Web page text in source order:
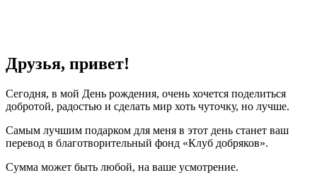
Друзья, привет!
Сегодня, в мой День рождения, очень хочется поделиться
добротой, радостью и сделать мир хоть чуточку, но лучше.
Самым лучшим подарком для меня в этот день станет ваш
перевод в благотворительный фонд «Клуб добряков».
Сумма может быть любой, на ваше усмотрение.